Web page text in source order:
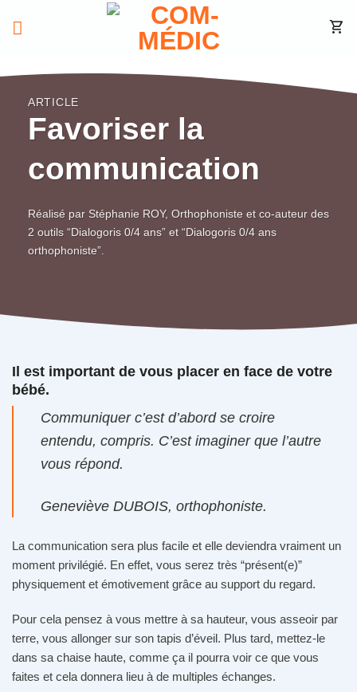
ARTICLE
Favoriser la
communication
Réalisé par Stéphanie ROY, Orthophoniste et co-auteur des
2 outils “Dialogoris 0/4 ans” et “Dialogoris 0/4 ans
orthophoniste”.
Il est important de vous placer en face de votre
bébé.
Communiquer c’est d’abord se croire
entendu, compris. C’est imaginer que l’autre
vous répond.
Geneviève DUBOIS, orthophoniste.
La communication sera plus facile et elle deviendra vraiment un
moment privilégié. En effet, vous serez très “présent(e)”
physiquement et émotivement grâce au support du regard.
Pour cela pensez à vous mettre à sa hauteur, vous asseoir par
terre, vous allonger sur son tapis d’éveil. Plus tard, mettez-le
dans sa chaise haute, comme ça il pourra voir ce que vous
faites et cela donnera lieu à de multiples échanges.